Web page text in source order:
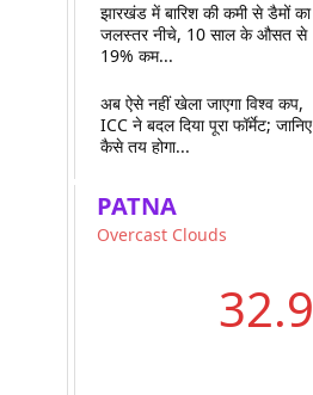
झारखंड में बारिश की कमी से डैमों का
जलस्तर नीचे, 10 साल के औसत से
19% कम...
अब ऐसे नहीं खेला जाएगा विश्व कप,
ICC ने बदल दिया पूरा फॉर्मेट; जानिए
कैसे तय होगा...
PATNA
Overcast Clouds
32.9